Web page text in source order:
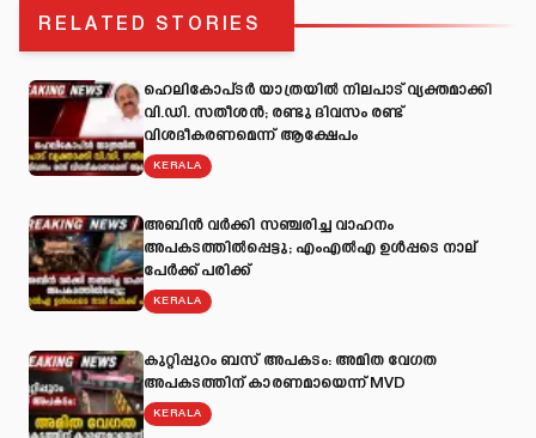
RELATED STORIES
ഹെലികോപ്ടർ യാത്രയിൽ നിലപാട് വ്യക്തമാക്കി
വി.ഡി. സതീശൻ; രണ്ടു ദിവസം രണ്ട്
വിശദീകരണമെന്ന് ആക്ഷേപം
KERALA
അബിന്‍ വര്‍ക്കി സഞ്ചരിച്ച വാഹനം
അപകടത്തില്‍പ്പെട്ടു; എംഎല്‍എ ഉള്‍പ്പടെ നാല്
പേര്‍ക്ക് പരിക്ക്
KERALA
കുറ്റിപ്പുറം ബസ് അപകടം: അമിത വേഗത
അപകടത്തിന് കാരണമായെന്ന് MVD
KERALA